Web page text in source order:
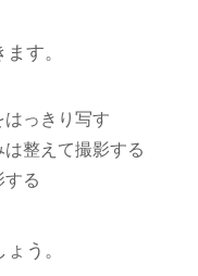
す。
っきり写す
整えて撮影する
る
う。